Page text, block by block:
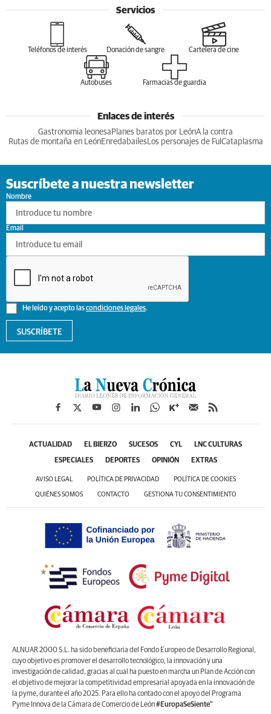
Servicios
Teléfonos de interés Donación de sangre Cartelera de cine
Autobuses Farmacias de guardia
Enlaces de interés
Gastronomia leonesa Planes baratos por LeónA la contra
Rutas de montaña en LeónEnredabailesLos personajes de Ful Cataplasma
Suscríbete a nuestra newsletter
Nombre
He leído y acepto lascondiciones legales.
Email
SUSCRÍBETE
ACTUALIDAD EL BIERZO SUCESOS CYL LNC CULTURAS
ESPECIALES DEPORTES OPINIÓN EXTRAS
AVISO LEGAL POLÍTICA DE PRIVACIDAD POLÍTICA DE COOKIES
QUIÉNES SOMOS CONTACTO GESTIONA TU CONSENTIMIENTO
ALNUAR 2000 S.L. ha sido beneficiaria del Fondo Europeo de Desarrollo Regional,
cuyo objetivo es promover el desarrollo tecnológico, la innovación y una
investigación de calidad, gracias al cual ha puesto en marcha un Plan de Acción con
el objetivo de mejorar la competitividad empresarial apoyada en la innovación de
la pyme, durante el año 2025. Para ello ha contado con el apoyo del Programa
Pyme Innova de la Cámara de Comercio de León#EuropaSeSiente”